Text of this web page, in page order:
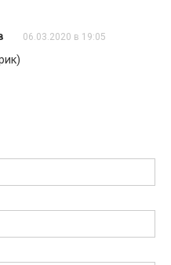
06.03.2020 в 19:05